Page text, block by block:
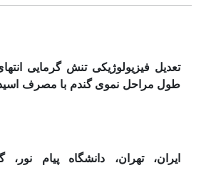
تعدیل فیزیولوژیکی تنش گرمایی
طول مراحل نموی گندم با مصرف
ایران، تهران، دانشگاه پیام نور،